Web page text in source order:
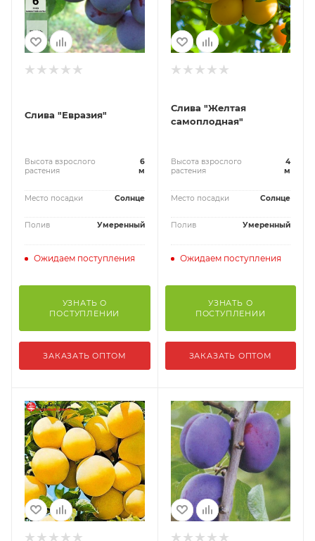
Слива "Евразия"
Высота взрослого
растения
6
м
Место посадки Солнце
Полив Умеренный
Ожидаем поступления
УЗНАТЬ О
ПОСТУПЛЕНИИ
ЗАКАЗАТЬ ОПТОМ
Слива "Желтая
самоплодная"
Высота взрослого
растения
4
м
Место посадки Солнце
Полив Умеренный
Ожидаем поступления
УЗНАТЬ О
ПОСТУПЛЕНИИ
ЗАКАЗАТЬ ОПТОМ